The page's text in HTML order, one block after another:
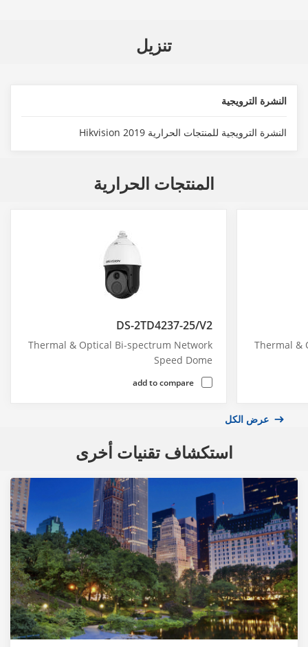
تنزيل
النشرة الترويجية
النشرة الترويجية للمنتجات الحرارية 2019 Hikvision
المنتجات الحرارية
DS-2TD4237-25/V2
Thermal & Optical Bi-spectrum Network
Speed Dome
add to compare
Thermal &
عرض الكل
استكشاف تقنيات أخرى